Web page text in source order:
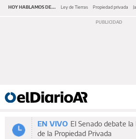
HOY HABLAMOS DE... Ley de Tierras Propiedad privada
EN VIVO El Senado debate
de la Propiedad Privada